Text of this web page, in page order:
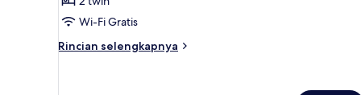
Wi-Fi Gratis
Rincian selengkapnya
Rincian